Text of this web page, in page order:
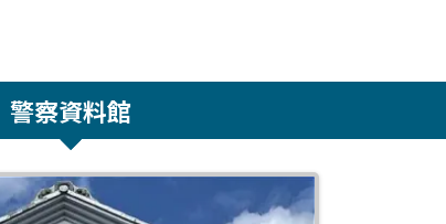
警察資料館